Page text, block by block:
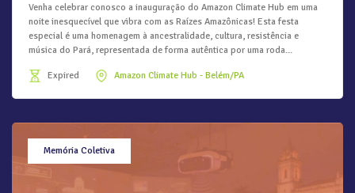
Venha celebrar conosco a inauguração do Amazon Climate Hub em uma
noite inesquecível que vibra com as Raízes Amazônicas! Esta festa
especial é uma homenagem à ancestralidade, cultura, resistência e
música do Pará, representada de forma autêntica por uma roda...
Expired Amazon Climate Hub - Belém/PA
Memória Coletiva